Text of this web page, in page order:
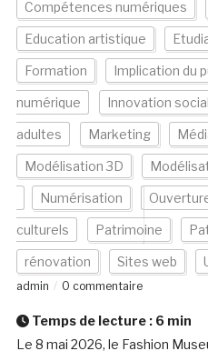
Compétences numériques
Education artistique
Formation Implication du
numérique Innovation
adultes Marketing
Modélisation 3D
Numérisation
culturels Patrimoine
rénovation Sites web
admin
0 commentaire
Temps de lecture : 6 min
Le 8 mai 2026, le Fashion